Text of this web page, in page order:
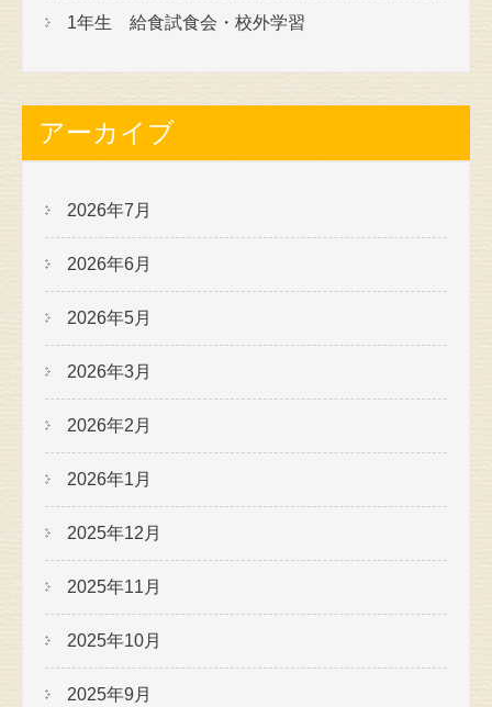
1年生 給食試食会・校外学習
アーカイブ
2026年7月
2026年6月
2026年5月
2026年3月
2026年2月
2026年1月
2025年12月
2025年11月
2025年10月
2025年9月